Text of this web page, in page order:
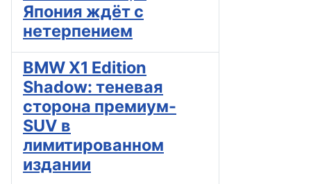
Япония ждёт с
нетерпением
BMW X1 Edition
Shadow: теневая
сторона премиум-
SUV в
лимитированном
издании